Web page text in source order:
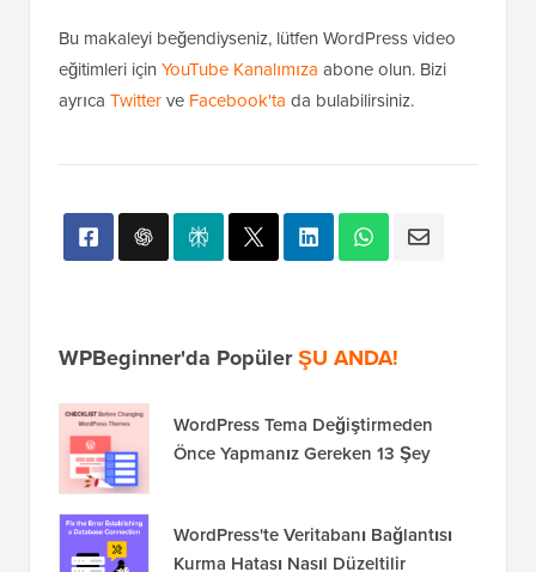
En Yaygın WordPress Hataları ve Bunları
Düzeltme Yolları
eğitimleri içinYouTube Kanalımızaabone olun. Bizi
WPBeginner'da PopülerŞU ANDA!
WordPress Tema Değiştirmeden
Önce Yapmanız Gereken 13 Şey